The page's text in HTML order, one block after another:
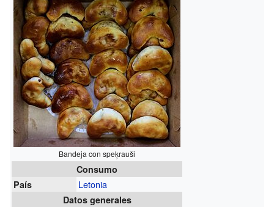
Bandeja con speķrauši
Consumo
País
Letonia
Datos generales